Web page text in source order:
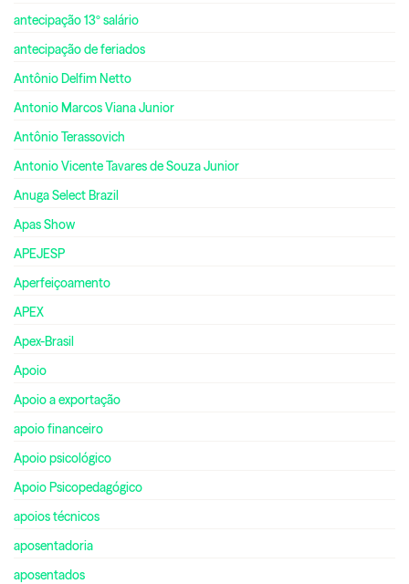
antecipação 13º salário
antecipação de feriados
Antônio Delfim Netto
Antonio Marcos Viana Junior
Antônio Terassovich
Antonio Vicente Tavares de Souza Junior
Anuga Select Brazil
Apas Show
APEJESP
Aperfeiçoamento
APEX
Apex-Brasil
Apoio
Apoio a exportação
apoio financeiro
Apoio psicológico
Apoio Psicopedagógico
apoios técnicos
aposentadoria
aposentados